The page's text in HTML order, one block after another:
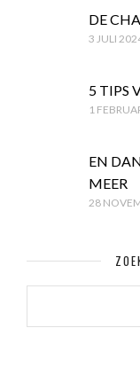
DE
3 JULI
5 TIPS
1
EN
MEER
28
ZOEKEN